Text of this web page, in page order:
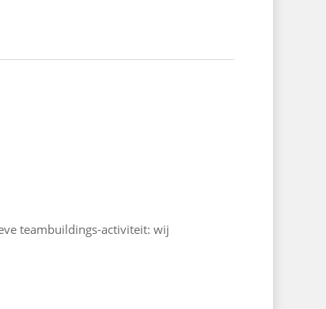
teambuildings-activiteit: wij